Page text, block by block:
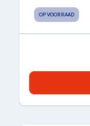
OP VOORRAAD